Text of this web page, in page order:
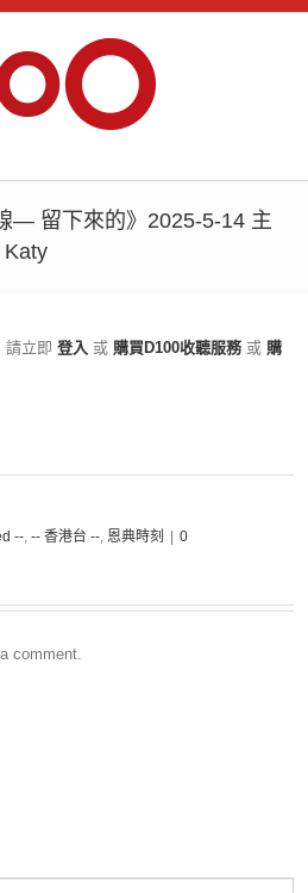
— 留下來的》2025-5-14 主
Katy
請立即 登入 或 購買D100收聽服務 或 購
--, -- 香港台 --, 恩典時刻 0
comment.